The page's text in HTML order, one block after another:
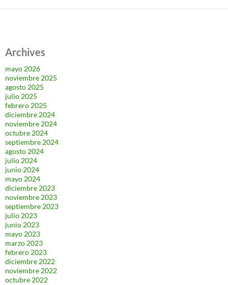
Archives
mayo 2026
noviembre 2025
agosto 2025
julio 2025
febrero 2025
diciembre 2024
noviembre 2024
octubre 2024
septiembre 2024
agosto 2024
julio 2024
junio 2024
mayo 2024
diciembre 2023
noviembre 2023
septiembre 2023
julio 2023
junio 2023
mayo 2023
marzo 2023
febrero 2023
diciembre 2022
noviembre 2022
octubre 2022